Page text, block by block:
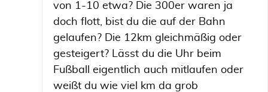
von 1-10 etwa? Die 300er waren ja
doch flott, bist du die auf der Bahn
gelaufen? Die 12km gleichmäßig oder
gesteigert? Lässt du die Uhr beim
Fußball eigentlich auch mitlaufen oder
weißt du wie viel km da grob